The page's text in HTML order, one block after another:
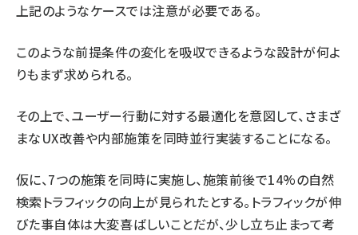
上記のようなケースでは注意が必要である。
このような前提条件の変化を吸収できるような設計が何よ
りもまず求められる。
その上で、ユーザー行動に対する最適化を意図して、さまざ
まなUX改善や内部施策を同時並行実装することになる。
仮に、7つの施策を同時に実施し、施策前後で14%の自然
検索トラフィックの向上が見られたとする。トラフィックが伸
びた事自体は大変喜ばしいことだが、少し立ち止まって考